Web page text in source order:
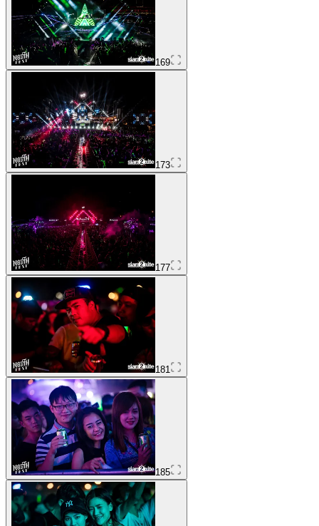
169
173
177
181
185